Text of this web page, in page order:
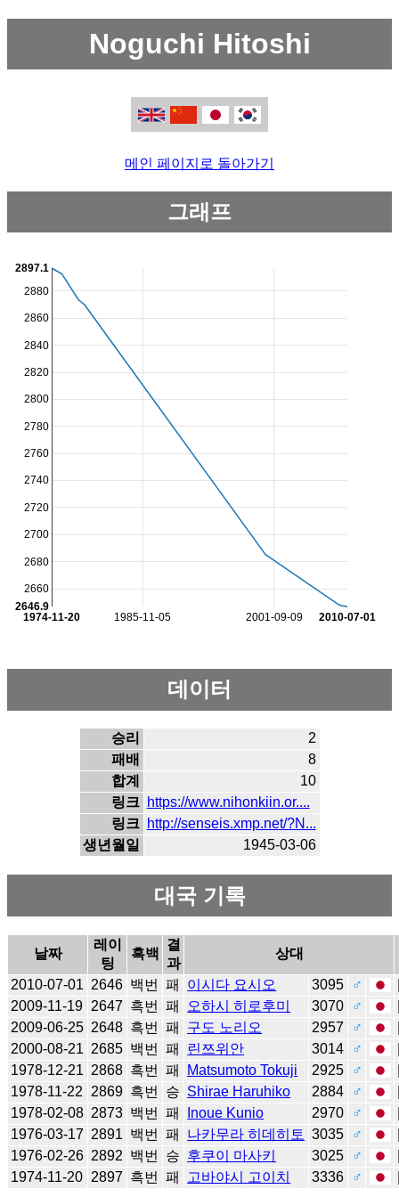
Noguchi Hitoshi
메인 페이지로 돌아가기
그래프
1985-11-05 2001-09-09
1974-11-20 2010-07-01
2660
2680
2700
2720
2740
2760
2780
2800
2820
2840
2860
2880
2646.9
2897.1
데이터
승리
2
패배
8
합계
10
링크 https://www.nihonkiin.or....
링크 http://senseis.xmp.net/?N...
생년월일
1945-03-06
대국 기록
날짜
레이
팅
흑백
결
과
상대
2010-07-01 2646 백번 패 이시다 요시오 3095 ♂
2009-11-19 2647 흑번 패 오하시 히로후미 3070 ♂
2009-06-25 2648 흑번 패 구도 노리오 2957 ♂
2000-08-21 2685 백번 패 린쯔위안 3014 ♂
1978-12-21 2868 흑번 패 Matsumoto Tokuji 2925 ♂
1978-11-22
2869 흑번 승 Shirae Haruhiko 2884 ♂
1978-02-08 2873 백번 패 Inoue Kunio 2970 ♂
1976-03-17 2891 백번 패 나카무라 히데히토 3035 ♂
1976-02-26 2892 백번 승 후쿠이 마사키 3025 ♂
1974-11-20 2897 흑번 패 고바야시 고이치 3336 ♂